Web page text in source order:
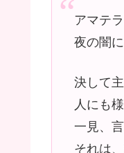
アマテ
夜の闇
決して
人にも
一見、
それは